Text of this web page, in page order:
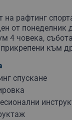
в бързотечащи
жилетка и
и мястото си
инструкции,
на рафтинг
от понеделник
4 човека,
към
спускане